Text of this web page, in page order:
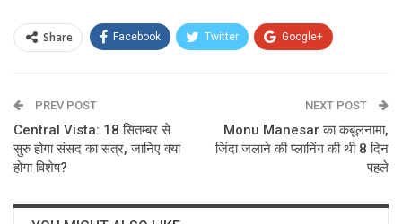
Share Facebook Twitter Google+
Email
PREV POST
Central Vista: 18 सितम्बर से
सुरु होगा संसद का सत्र, जानिए क्या
होगा विशेष?
NEXT POST
Monu Manesar का कबूलनामा,
जिंदा जलाने की प्लानिंग की थी 8 दिन
पहले